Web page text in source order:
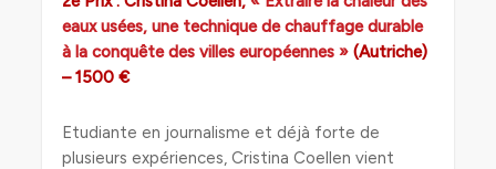
eaux usées, une technique de chauffage durable
à la conquête des villes européennes » (Autriche)
– 1500 €
Etudiante en journalisme et déjà forte de
plusieurs expériences, Cristina Coellen vient